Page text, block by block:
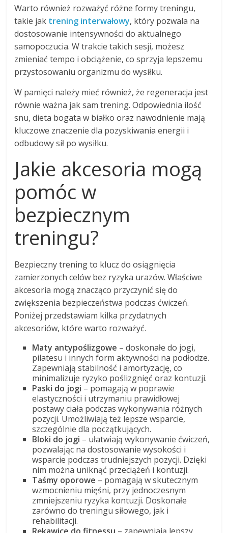
Warto również rozważyć różne formy treningu,
takie jak trening interwałowy, który pozwala na
dostosowanie intensywności do aktualnego
samopoczucia. W trakcie takich sesji, możesz
zmieniać tempo i obciążenie, co sprzyja lepszemu
przystosowaniu organizmu do wysiłku.
W pamięci należy mieć również, że regeneracja jest
równie ważna jak sam trening. Odpowiednia ilość
snu, dieta bogata w białko oraz nawodnienie mają
kluczowe znaczenie dla pozyskiwania energii i
odbudowy sił po wysiłku.
Jakie akcesoria mogą
pomóc w
bezpiecznym
treningu?
Bezpieczny trening to klucz do osiągnięcia
zamierzonych celów bez ryzyka urazów. Właściwe
akcesoria mogą znacząco przyczynić się do
zwiększenia bezpieczeństwa podczas ćwiczeń.
Poniżej przedstawiam kilka przydatnych
akcesoriów, które warto rozważyć.
Maty antypoślizgowe – doskonałe do jogi,
pilatesu i innych form aktywności na podłodze.
Zapewniają stabilność i amortyzację, co
minimalizuje ryzyko poślizgnięć oraz kontuzji.
Paski do jogi – pomagają w poprawie
elastyczności i utrzymaniu prawidłowej
postawy ciała podczas wykonywania różnych
pozycji. Umożliwiają też lepsze wsparcie,
szczególnie dla początkujących.
Bloki do jogi – ułatwiają wykonywanie ćwiczeń,
pozwalając na dostosowanie wysokości i
wsparcie podczas trudniejszych pozycji. Dzięki
nim można uniknąć przeciążeń i kontuzji.
Taśmy oporowe – pomagają w skutecznym
wzmocnieniu mięśni, przy jednoczesnym
zmniejszeniu ryzyka kontuzji. Doskonałe
zarówno do treningu siłowego, jak i
rehabilitacji.